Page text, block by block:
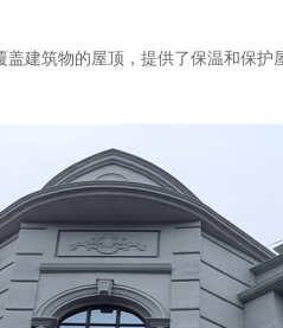
建筑物的屋顶，提供了保温和保护